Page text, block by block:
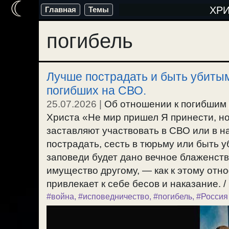
Перейти
содержимому
Главная Темы
погибель
Лучше пострадать и быть
погибших на СВО.
25.07.2026
Об отношении к
Христа «Не мир пришел Я принести,
заставляют участвовать в СВО или в
пострадать, сесть в тюрьму или быть
заповеди будет дано вечное
имущество другому, — как к этому
привлекает к себе бесов и наказание.
#война, #исповедничество, #погибель, #Россия
☾